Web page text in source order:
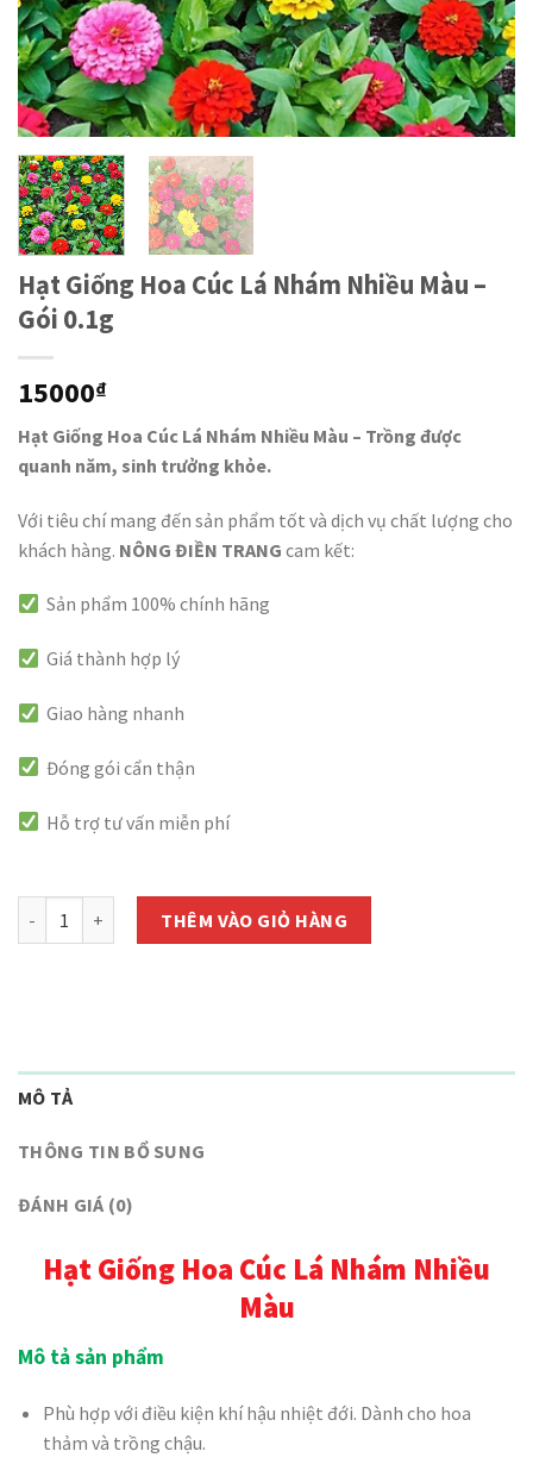
Hạt Giống Hoa Cúc Lá Nhám Nhiều Màu –
Gói 0.1g
15000₫
Hạt Giống Hoa Cúc Lá Nhám Nhiều Màu – Trồng được
quanh năm, sinh trưởng khỏe.
Với tiêu chí mang đến sản phẩm tốt và dịch vụ chất lượng cho
khách hàng. NÔNG ĐIỀN TRANG cam kết:
Sản phẩm 100% chính hãng
Giá thành hợp lý
Giao hàng nhanh
Đóng gói cẩn thận
Hỗ trợ tư vấn miễn phí
Hạt Giống Hoa Cúc Lá Nhám Nhiều Màu - Gói 0.1g số lượng
THÊM VÀO GIỎ HÀNG
MÔ TẢ
THÔNG TIN BỔ SUNG
ĐÁNH GIÁ (0)
Hạt Giống Hoa Cúc Lá Nhám Nhiều
Màu
Mô tả sản phẩm
Phù hợp với điều kiện khí hậu nhiệt đới. Dành cho hoa
thảm và trồng chậu.